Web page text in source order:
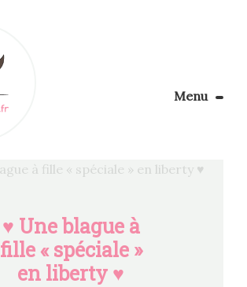
Menu
Apprendre la couture
♥ Une blague à
fille « spéciale »
en liberty ♥